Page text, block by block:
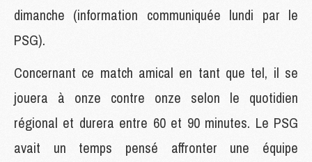
dimanche (information communiquée lundi par le
PSG).
Concernant ce match amical en tant que tel, il se
jouera à onze contre onze selon le quotidien
régional et durera entre 60 et 90 minutes. Le PSG
avait un temps pensé affronter une équipe